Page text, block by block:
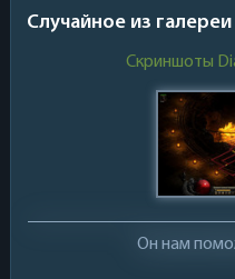
Случайное из галереи
Скриншоты
Он нам